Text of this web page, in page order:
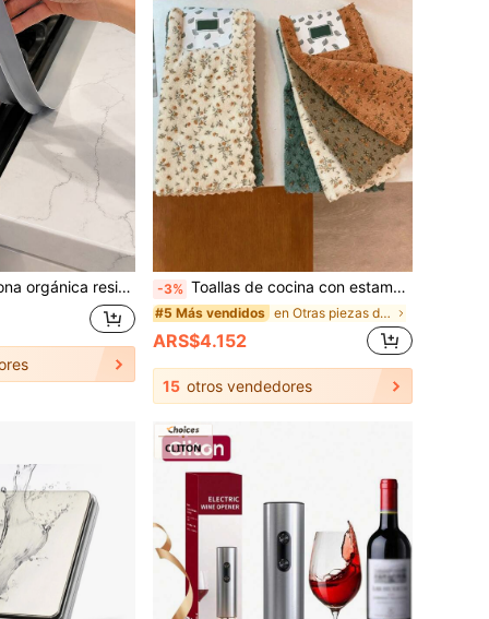
resistente al aceite y la suciedad para huecos de estufa de gas, tapón de silicona para huecos de estufa de cocina y encimera - Relleno flexible para espacio de estufa -3% Toallas de cocina con estampado floral vintage, set de paños de cocina altamente absorbentes, toalla de secado de platos suave estilo cottagecore para lavar platos y limpiar encimeras, paños de limpieza de microfibra sin pelusa para refrescar la cocina en verano y artículos esenciales para dormitorios
#5 Más vendidos en Otras piezas de electrodomésticos de cocina
ARS$4.152
15 otros vendedores